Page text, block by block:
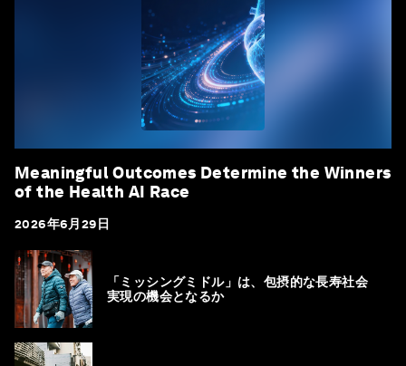
Meaningful Outcomes Determine the Winners
of the Health AI Race
2026年6月29日
「ミッシングミドル」は、包摂的な長寿社会
実現の機会となるか